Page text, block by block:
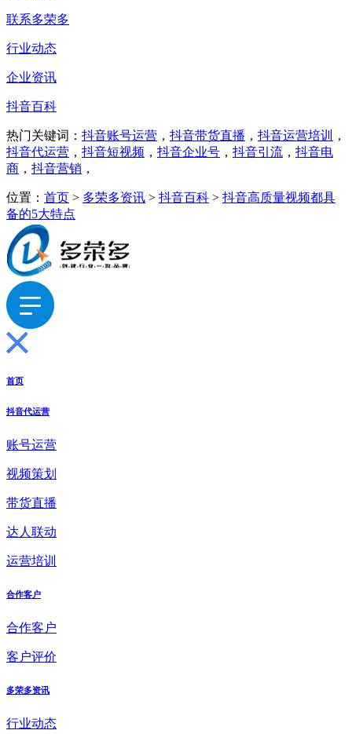
联系多荣多
行业动态
企业资讯
抖音百科
热门关键词： 抖音账号运营 ， 抖音带货直播 ， 抖音运营培训
，
抖音代运营 ， 抖音短视频 ， 抖音企业号 ， 抖音引流 ， 抖音电
商 ， 抖音营销 ，
位置： 首页 > 多荣多资讯 > 抖音百科 > 抖音高质量视频都具
备的5大特点
首页
抖音代运营
账号运营
视频策划
带货直播
达人联动
运营培训
合作客户
合作客户
客户评价
多荣多资讯
行业动态